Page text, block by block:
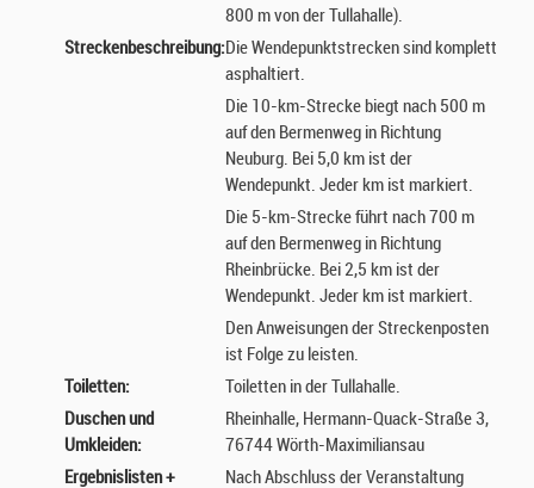
800 m von der Tullahalle).
Streckenbeschreibung:Die Wendepunktstrecken sind komplett
asphaltiert.
Die 10-km-Strecke biegt nach 500 m
auf den Bermenweg in Richtung
Neuburg. Bei 5,0 km ist der
Wendepunkt. Jeder km ist markiert.
Die 5-km-Strecke führt nach 700 m
auf den Bermenweg in Richtung
Rheinbrücke. Bei 2,5 km ist der
Wendepunkt. Jeder km ist markiert.
Den Anweisungen der Streckenposten
ist Folge zu leisten.
Toiletten:
Toiletten in der Tullahalle.
Duschen und
Umkleiden:
Rheinhalle, Hermann-Quack-Straße 3,
76744 Wörth-Maximiliansau
Ergebnislisten +
Nach Abschluss der Veranstaltung